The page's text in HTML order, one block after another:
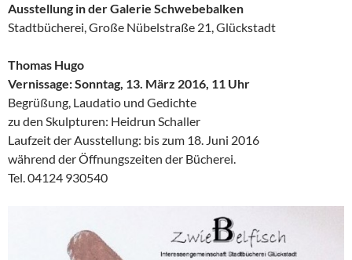
Ausstellung in der Galerie Schwebebalken
Stadtbücherei, Große Nübelstraße 21, Glückstadt
Thomas Hugo
Vernissage: Sonntag, 13. März 2016, 11 Uhr
Begrüßung, Laudatio und Gedichte
zu den Skulpturen: Heidrun Schaller
Laufzeit der Ausstellung: bis zum 18. Juni 2016
während der Öffnungszeiten der Bücherei.
Tel. 04124 930540